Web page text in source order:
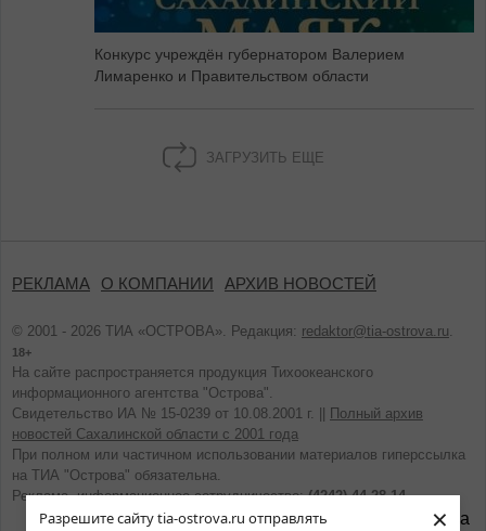
Разрешите сайту tia-ostrova.ru отправлять
×
Конкурс учреждён губернатором Валерием
Лимаренко и Правительством области
ЗАГРУЗИТЬ ЕЩЕ
РЕКЛАМА О КОМПАНИИ АРХИВ НОВОСТЕЙ
© 2001 - 2026 ТИА «ОСТРОВА». Редакция: redaktor@tia-ostrova.ru
18+
На сайте распространяется продукция Тихоокеанского
информационного агентства "Острова".
Свидетельство ИА № 15-0239 от 10.08.2001 г. ||
Полный архив
новостей Сахалинской области с 2001 года
При полном или частичном использовании материалов гиперссылка
на ТИА "Острова" обязательна.
Реклама, информационное сотрудничество:(4242) 44-28-14.